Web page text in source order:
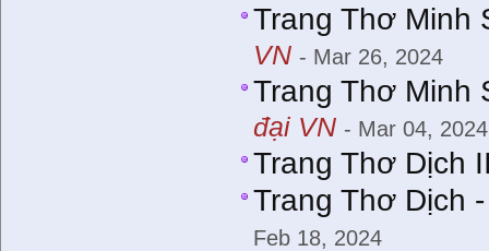
Trang Thơ Minh
VN - Mar 26, 2024
Trang Thơ Minh
đại VN - Mar 04, 2024
Trang Thơ Dịch
Trang Thơ Dịch
Feb 18, 2024